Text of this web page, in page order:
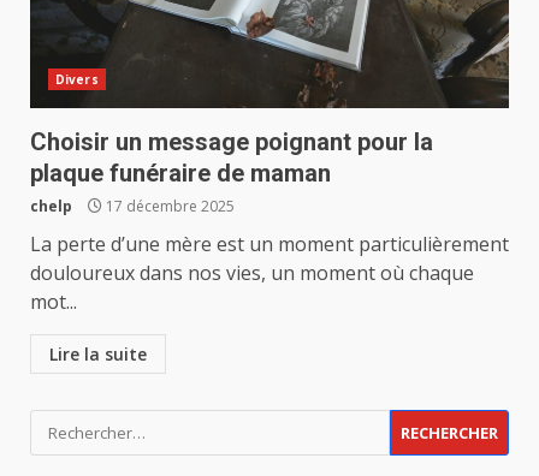
Divers
Choisir un message poignant pour la
plaque funéraire de maman
chelp 17 décembre 2025
La perte d’une mère est un moment particulièrement
douloureux dans nos vies, un moment où chaque
mot...
Lire la suite
Rechercher :